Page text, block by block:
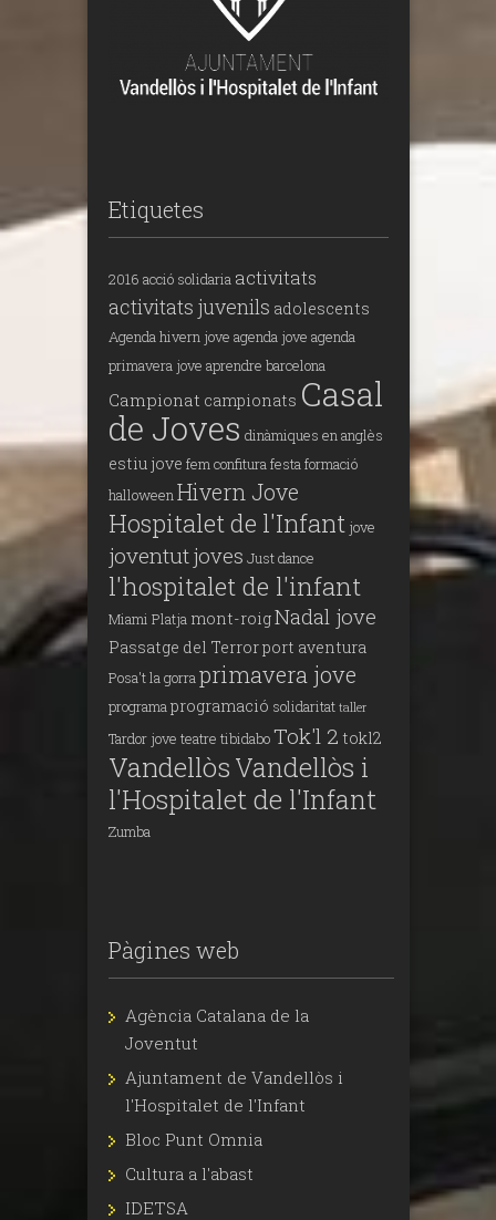
Etiquetes
2016 acció solidaria activitats
activitats juvenils adolescents
Agenda hivern jove agenda jove agenda
primavera jove aprendre barcelona
Campionat campionats Casal
de Joves dinàmiques en anglès
estiu jove fem confitura festa formació
halloween Hivern Jove
Hospitalet de l'Infant jove
joventutjoves Just dance
l'hospitalet de l'infant
Miami Platja mont-roigNadal jove
Passatge del Terrorport aventura
Posa't la gorra primavera jove
programa programació solidaritat taller
Tardor jove teatre tibidaboTok'l 2 tokl2
VandellòsVandellòs i
l'Hospitalet de l'Infant
Zumba
Pàgines web
Agència Catalana de la
Joventut
Ajuntament de Vandellòs i
l'Hospitalet de l'Infant
Bloc Punt Omnia
Cultura a l'abast
IDETSA